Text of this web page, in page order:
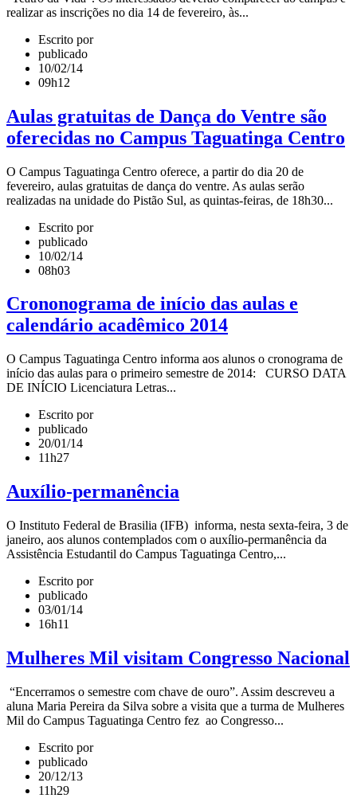
realizar as inscrições no dia 14 de fevereiro, às...
Escrito por
publicado
10/02/14
09h12
Aulas gratuitas de Dança do Ventre são
oferecidas no Campus Taguatinga Centro
O Campus Taguatinga Centro oferece, a partir do dia 20 de
fevereiro, aulas gratuitas de dança do ventre. As aulas serão
realizadas na unidade do Pistão Sul, as quintas-feiras, de 18h30...
Escrito por
publicado
10/02/14
08h03
Crononograma de início das aulas e
calendário acadêmico 2014
O Campus Taguatinga Centro informa aos alunos o cronograma de
início das aulas para o primeiro semestre de 2014: CURSO DATA
DE INÍCIO Licenciatura Letras...
Escrito por
publicado
20/01/14
11h27
Auxílio-permanência
O Instituto Federal de Brasilia (IFB) informa, nesta sexta-feira, 3 de
janeiro, aos alunos contemplados com o auxílio-permanência da
Assistência Estudantil do Campus Taguatinga Centro,...
Escrito por
publicado
03/01/14
16h11
Mulheres Mil visitam Congresso Nacional
“Encerramos o semestre com chave de ouro”. Assim descreveu a
aluna Maria Pereira da Silva sobre a visita que a turma de Mulheres
Mil do Campus Taguatinga Centro fez ao Congresso...
Escrito por
publicado
20/12/13
11h29